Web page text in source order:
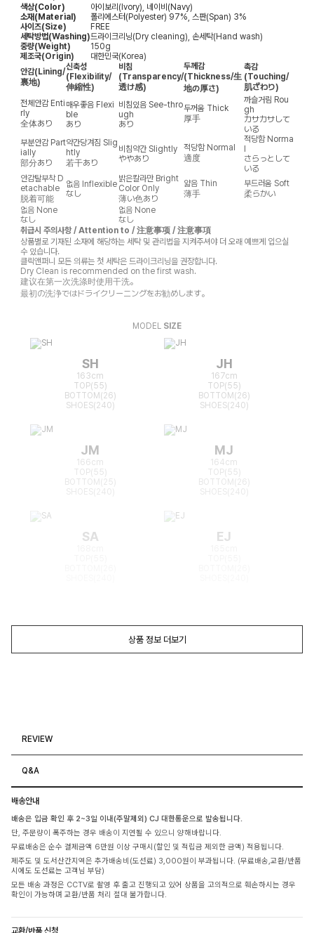
색상(Color)
아이보리(Ivory), 네이비(Navy)
소재(Material)
폴리에스터(Polyester) 97%, 스판(Span) 3%
사이즈(Size)
FREE
세탁방법(Washing)드라이크리닝(Dry cleaning), 손세탁(Hand wash)
중량(Weight)
150g
제조국(Origin)
대한민국(Korea)
안감(Lining/
裏地)
신축성
(Flexibility/
伸縮性)
비침
(Transparency/
透け感)
두께감
(Thickness/生
地の厚さ)
촉감
(Touching/
肌ざわり)
전체안감 Enti
rly
全体あり
매우좋음 Flexi
ble
あり
비침있음 See-thro
ugh
あり
두꺼움 Thick
厚手
까슬거림 Rou
gh
カサカサして
いる
부분안감 Part
ially
部分あり
약간당겨짐 Slig
htly
若干あり
비침약간 Slightly
ややあり
적당함 Normal
適度
적당함 Norma
l
さらっとして
いる
안감탈부착 D
etachable
脱着可能
없음 Inflexible
なし
밝은칼라만 Bright
Color Only
薄い色あり
얇음 Thin
薄手
부드러움 Soft
柔らかい
없음 None
なし
없음 None
なし
취급시 주의사항 / Attention to / 注意事项 / 注意事項
상품별로 기재된 소재에 해당하는 세탁 및 관리법을 지켜주셔야 더 오래 예쁘게 입으실
수 있습니다.
클릭앤퍼니 모든 의류는 첫 세탁은 드라이크리닝을 권장합니다.
Dry Clean is recommended on the first wash.
建议在第一次洗涤时使用干洗。
最初の洗浄ではドライクリーニングをお勧めします。
MODEL SIZE
SH
163cm
TOP(55)
BOTTOM(26)
SHOES(240)
JH
167cm
TOP(55)
BOTTOM(26)
SHOES(240)
JM
166cm
TOP(55)
BOTTOM(25)
MJ
164cm
TOP(55)
BOTTOM(26)
SA EJ
상품 정보 더보기
REVIEW
Q&A
배송안내
배송은 입금 확인 후 2~3일 이내(주말제외) CJ 대한통운으로 발송됩니다.
단, 주문량이 폭주하는 경우 배송이 지연될 수 있으니 양해바랍니다.
무료배송은 순수 결제금액 6만원 이상 구매시(할인 및 적립금 제외한 금액) 적용됩니다.
제주도 및 도서산간지역은 추가배송비(도선료) 3,000원이 부과됩니다. (무료배송,교환/반품
시에도 도선료는 고객님 부담)
모든 배송 과정은 CCTV로 촬영 후 출고 진행되고 있어 상품을 고의적으로 훼손하시는 경우
확인이 가능하며 교환/반품 처리 절대 불가합니다.
교환/반품 신청